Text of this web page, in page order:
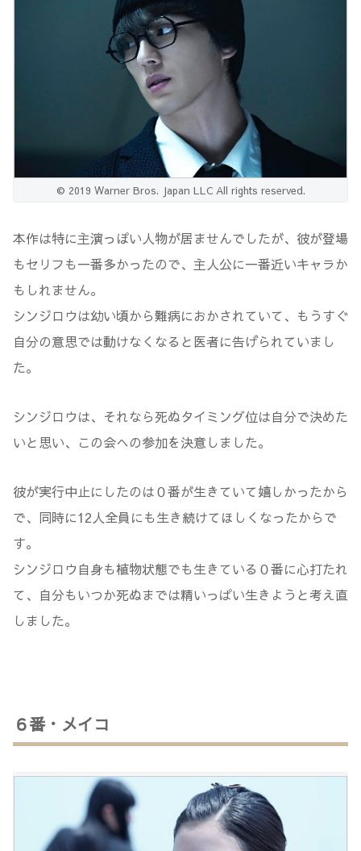
© 2019 Warner Bros. Japan LLC All rights reserved.
本作は特に主演っぽい人物が居ませんでしたが、彼が登場
もセリフも一番多かったので、主人公に一番近いキャラか
もしれません。
シンジロウは幼い頃から難病におかされていて、もうすぐ
自分の意思では動けなくなると医者に告げられていまし
た。
シンジロウは、それなら死ぬタイミング位は自分で決めた
いと思い、この会への参加を決意しました。
彼が実行中止にしたのは０番が生きていて嬉しかったから
で、同時に12人全員にも生き続けてほしくなったからで
す。
シンジロウ自身も植物状態でも生きている０番に心打たれ
て、自分もいつか死ぬまでは精いっぱい生きようと考え直
しました。
６番・メイコ